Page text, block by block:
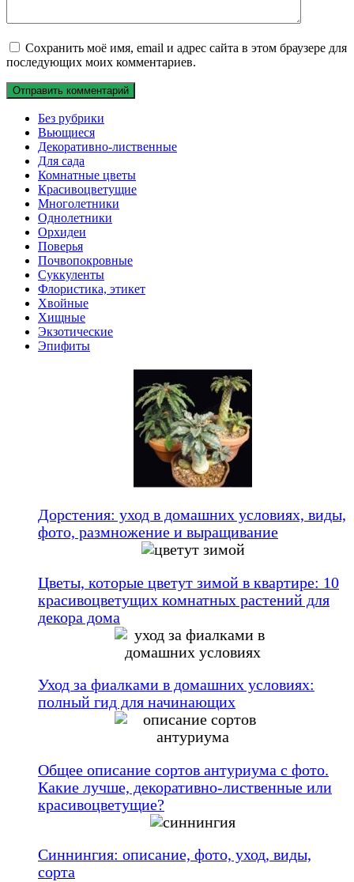
Сохранить моё имя, email и адрес сайта в этом браузере для
последующих моих комментариев.
Без рубрики
Вьющиеся
Декоративно-лиственные
Для сада
Комнатные цветы
Красивоцветущие
Многолетники
Однолетники
Орхидеи
Поверья
Почвопокровные
Суккуленты
Флористика, этикет
Хвойные
Хищные
Экзотические
Эпифиты
Дорстения: уход в домашних условиях, виды,
фото, размножение и выращивание
Цветы, которые цветут зимой в квартире: 10
красивоцветущих комнатных растений для
декора дома
Уход за фиалками в домашних условиях:
полный гид для начинающих
Общее описание сортов антуриума с фото.
Какие лучше, декоративно-лиственные или
красивоцветущие?
Синнингия: описание, фото, уход, виды,
сорта